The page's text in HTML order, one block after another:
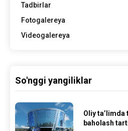
Tadbirlar
Fotogalereya
Videogalereya
So'nggi yangiliklar
Oliy
baholash